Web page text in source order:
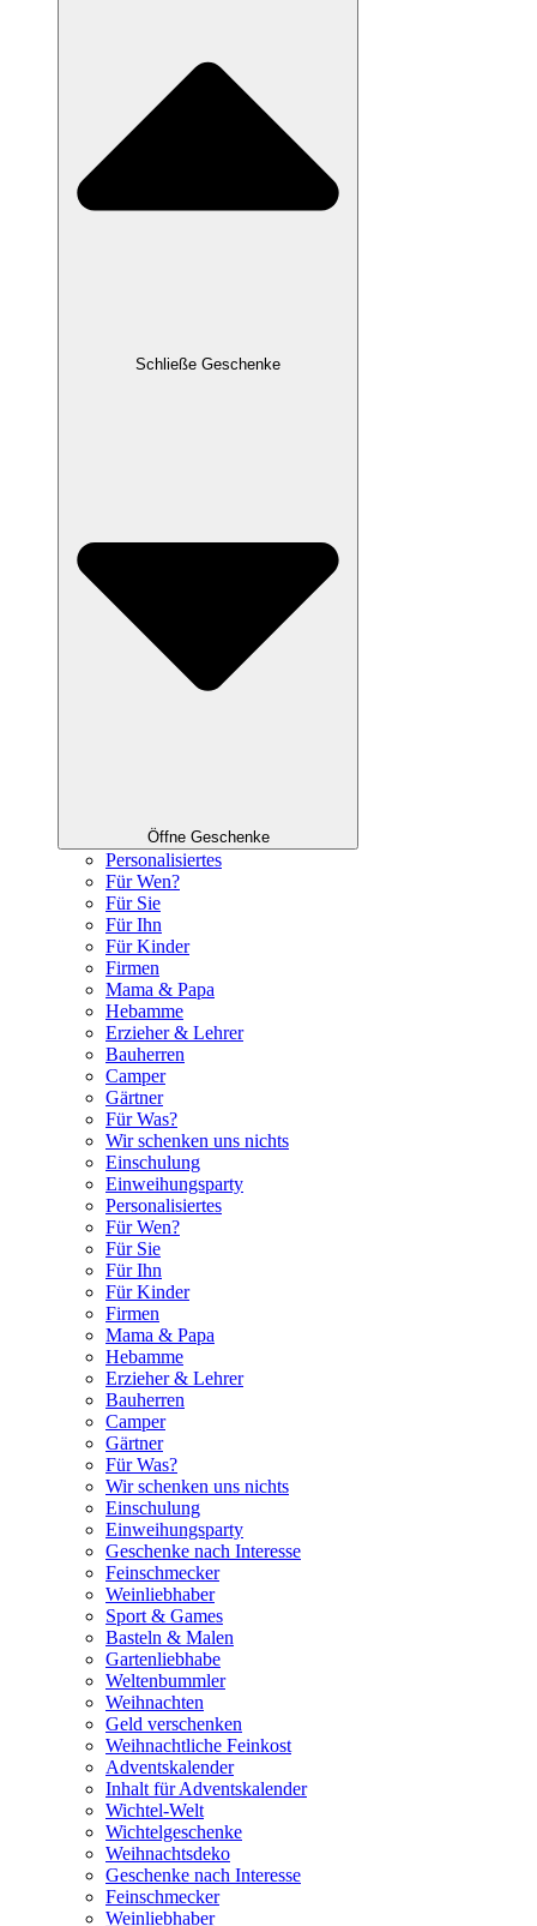
Schließe Geschenke
Öffne Geschenke
Personalisiertes
Für Wen?
Für Sie
Für Ihn
Für Kinder
Firmen
Mama & Papa
Hebamme
Erzieher & Lehrer
Bauherren
Camper
Gärtner
Für Was?
Wir schenken uns nichts
Einschulung
Einweihungsparty
Personalisiertes
Für Wen?
Für Sie
Für Ihn
Für Kinder
Firmen
Mama & Papa
Hebamme
Erzieher & Lehrer
Bauherren
Camper
Gärtner
Für Was?
Wir schenken uns nichts
Einschulung
Einweihungsparty
Geschenke nach Interesse
Feinschmecker
Weinliebhaber
Sport & Games
Basteln & Malen
Gartenliebhabe
Weltenbummler
Weihnachten
Geld verschenken
Weihnachtliche Feinkost
Adventskalender
Inhalt für Adventskalender
Wichtel-Welt
Wichtelgeschenke
Weihnachtsdeko
Geschenke nach Interesse
Feinschmecker
Weinliebhaber